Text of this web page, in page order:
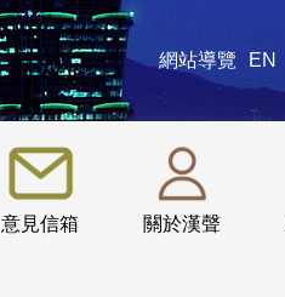
網站導覽 EN
意見信箱 關於漢聲
:::